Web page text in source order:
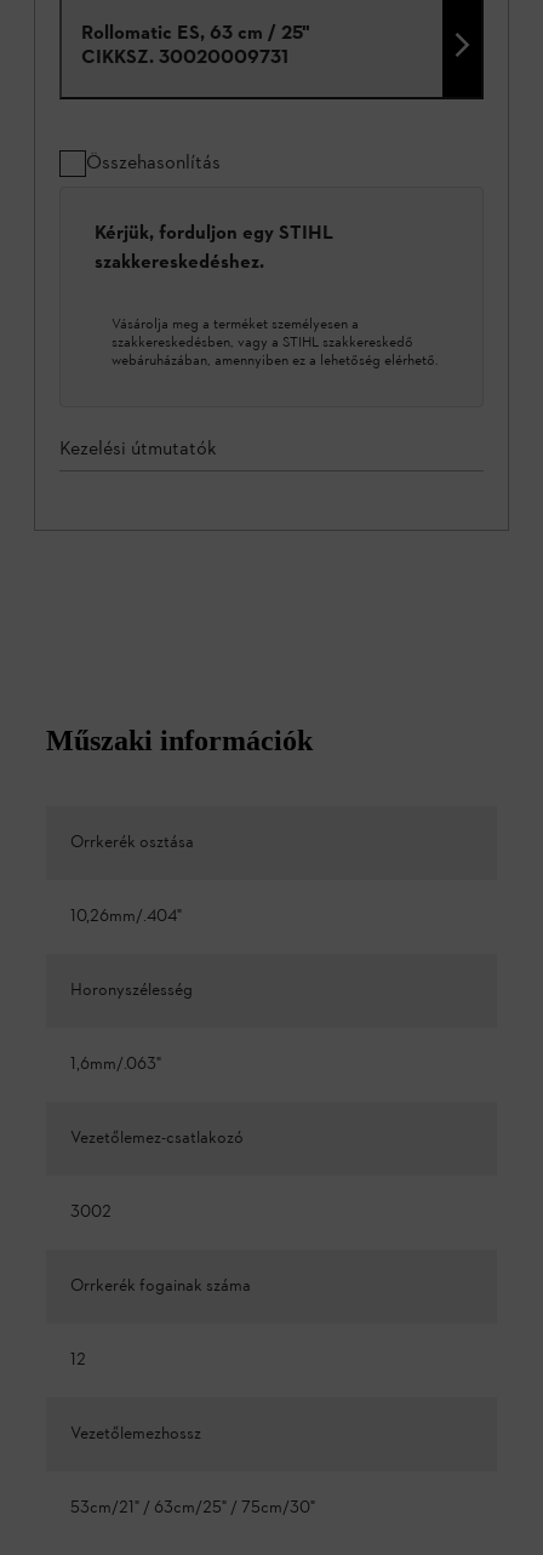
Rollomatic ES, 63 cm / 25"
CIKKSZ. 30020009731
Összehasonlítás
Kérjük, forduljon egy STIHL
szakkereskedéshez.
Vásárolja meg a terméket személyesen a
szakkereskedésben, vagy a STIHL szakkereskedő
webáruházában, amennyiben ez a lehetőség elérhető.
Kezelési útmutatók
Műszaki információk
Orrkerék osztása
10,26mm/.404"
Horonyszélesség
1,6mm/.063"
Vezetőlemez-csatlakozó
3002
Orrkerék fogainak száma
12
Vezetőlemezhossz
53cm/21" / 63cm/25" / 75cm/30"